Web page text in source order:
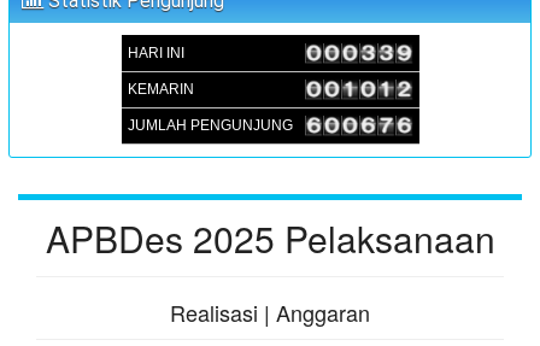
: Aula Kantor Desa Sambueja
: JUFRI (SEKDES SAMBUEJA)
HARI INI
KEMARIN
JUMLAH PENGUNJUNG
APBDes 2025 Pelaksanaan
Realisasi | Anggaran